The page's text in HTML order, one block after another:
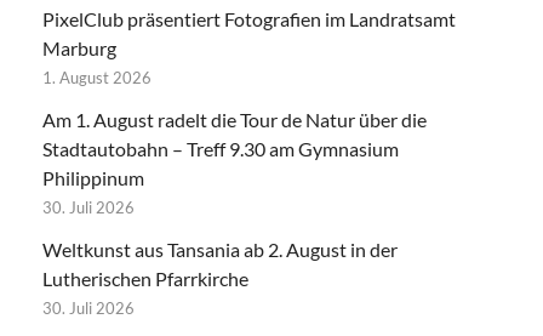
PixelClub präsentiert Fotografien im Landratsamt
Marburg
1. August 2026
Am 1. August radelt die Tour de Natur über die
Stadtautobahn – Treff 9.30 am Gymnasium
Philippinum
30. Juli 2026
Weltkunst aus Tansania ab 2. August in der
Lutherischen Pfarrkirche
30. Juli 2026